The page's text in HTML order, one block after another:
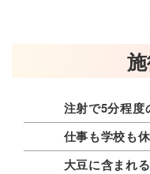
注射で5分程度
仕事も学校も
大豆に含まれ